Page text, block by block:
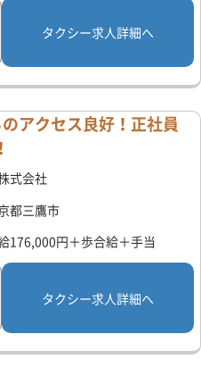
タクシー求人詳細へ
アクセス良好！正社員
式会社
都三鷹市
176,000円＋歩合給＋手当
タクシー求人詳細へ